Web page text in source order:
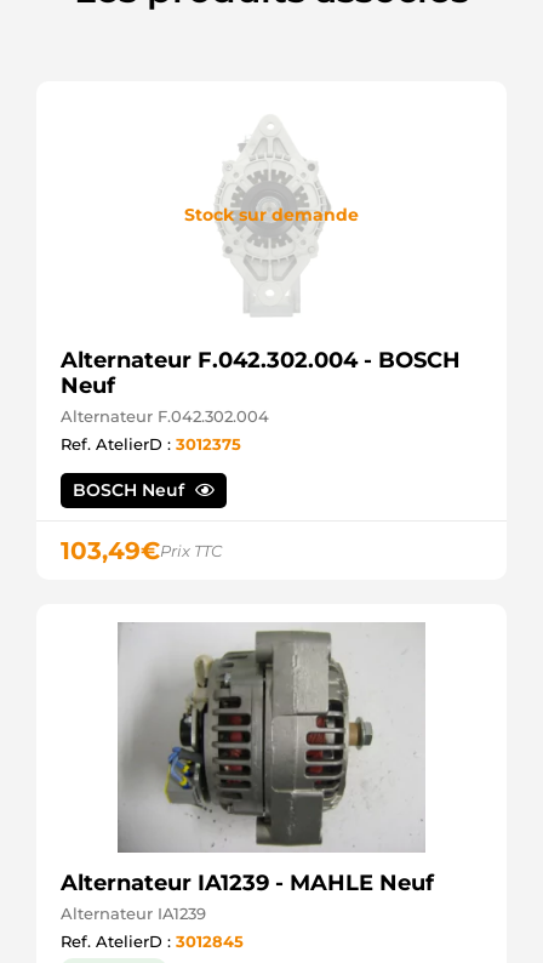
CA1478IR
Stock sur demande
Alternateur F.042.302.004 - BOSCH
Neuf
Alternateur F.042.302.004
Ref. AtelierD : 3012375
BOSCH Neuf
103,49€Prix TTC
Alternateur IA1239 - MAHLE Neuf
Alternateur IA1239
Ref. AtelierD : 3012845